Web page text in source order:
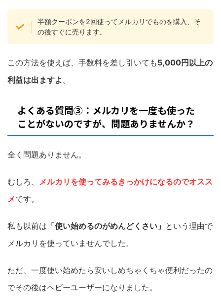
半額クーポンを2回使ってメルカリでものを購入、そ
の後すぐに売ります。
この方法を使えば、手数料を差し引いても5,000円以上の
利益は出ますよ 。
よくある質問③：メルカリを一度も使った
ことがないのですが、問題ありませんか？
全く問題ありません。
むしろ、
メルカリを使ってみるきっかけになるのでオスス
メです。
私も以前は 「使い始めるのがめんどくさい」 という理由で
メルカリを使っていませんでした。
ただ、一度使い始めたら安いしめちゃくちゃ便利だったの
でその後はヘビーユーザーになりました。